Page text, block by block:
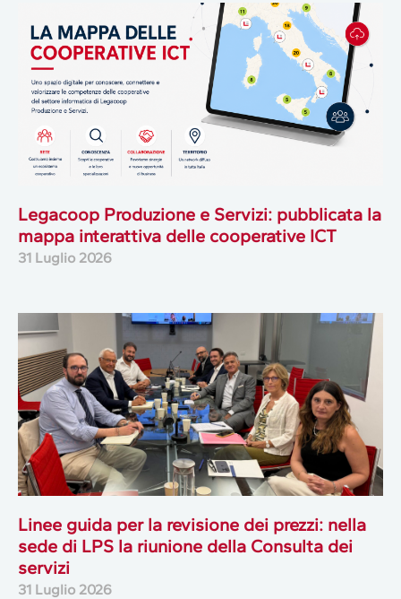
Legacoop Produzione e Servizi: pubblicata la
mappa interattiva delle cooperative ICT
31 Luglio 2026
Linee guida per la revisione dei prezzi: nella
sede di LPS la riunione della Consulta dei
servizi
31 Luglio 2026